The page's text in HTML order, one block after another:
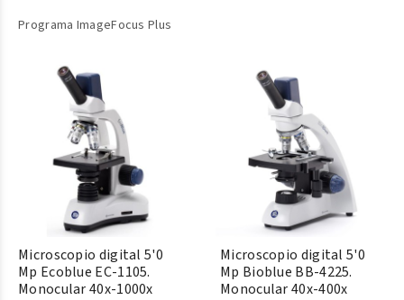
Programa ImageFocus Plus
Microscopio digital 5'0
Mp Ecoblue EC-1105.
Monocular 40x-1000x
Microscopio digital 5'0
Mp Bioblue BB-4225.
Monocular 40x-400x